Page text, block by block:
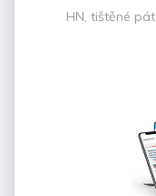
HN, tištěné